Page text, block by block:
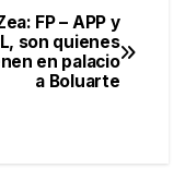
FP – APP y
son quienes
en palacio
a Boluarte